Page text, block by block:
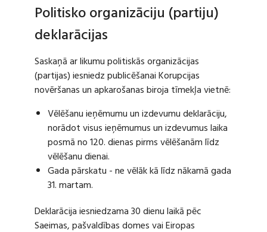
Politisko organizāciju (partiju)
deklarācijas
Saskaņā ar likumu politiskās organizācijas
(partijas) iesniedz publicēšanai Korupcijas
novēršanas un apkarošanas biroja tīmekļa vietnē:
Vēlēšanu ieņēmumu un izdevumu deklarāciju,
norādot visus ieņēmumus un izdevumus laika
posmā no 120. dienas pirms vēlēšanām līdz
vēlēšanu dienai.
Gada pārskatu - ne vēlāk kā līdz nākamā gada
31. martam.
Deklarācija iesniedzama 30 dienu laikā pēc
Saeimas, pašvaldības domes vai Eiropas